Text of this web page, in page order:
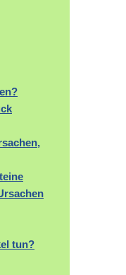
tun?